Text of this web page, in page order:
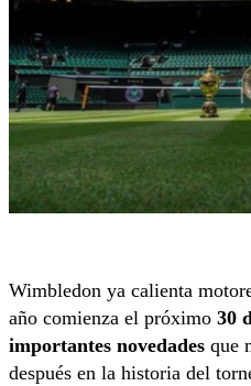
Wimbledon ya calienta
año comienza el próximo 30
importantes novedades que
después en la historia del